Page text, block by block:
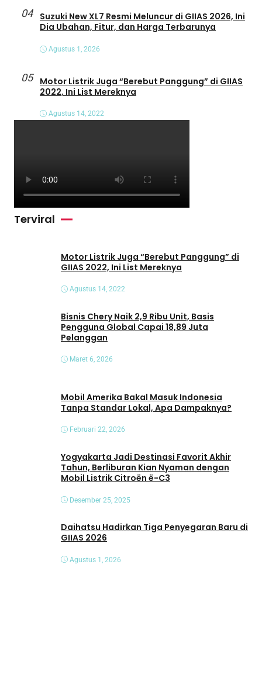
04
Suzuki New XL7 Resmi Meluncur di GIIAS 2026, Ini
Dia Ubahan, Fitur, dan Harga Terbarunya
Agustus 1, 2026
05
Motor Listrik Juga “Berebut Panggung” di GIIAS
2022, Ini List Mereknya
Agustus 14, 2022
Terviral
Motor Listrik Juga “Berebut Panggung” di
GIIAS 2022, Ini List Mereknya
Agustus 14, 2022
Bisnis Chery Naik 2,9 Ribu Unit, Basis
Pengguna Global Capai 18,89 Juta
Pelanggan
Maret 6, 2026
Mobil Amerika Bakal Masuk Indonesia
Tanpa Standar Lokal, Apa Dampaknya?
Februari 22, 2026
Yogyakarta Jadi Destinasi Favorit Akhir
Tahun, Berliburan Kian Nyaman dengan
Mobil Listrik Citroën ë-C3
Desember 25, 2025
Daihatsu Hadirkan Tiga Penyegaran Baru di
GIIAS 2026
Agustus 1, 2026